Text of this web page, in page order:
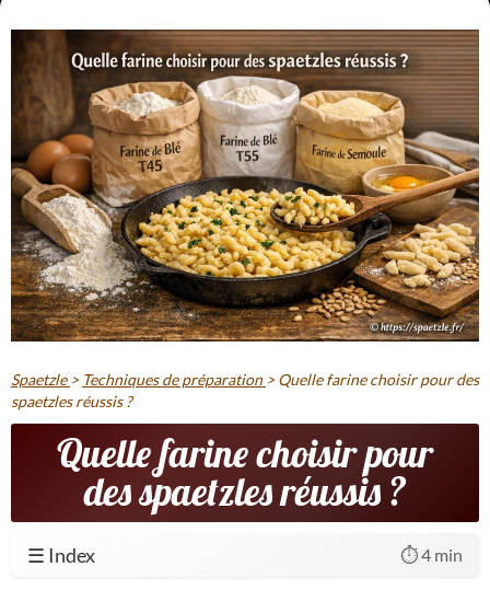
Spaetzle > Techniques de préparation >Quelle farine choisir pour des
spaetzles réussis ?
Quelle farine choisir pour
des spaetzles réussis ?
☰ Index ⏱️ 4 min